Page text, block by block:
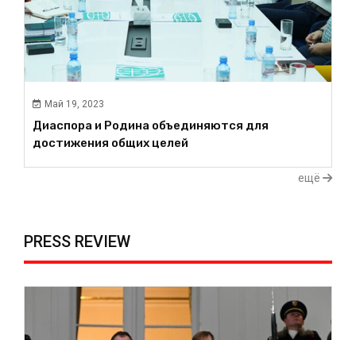
Май 19, 2023
Диаспора и Родина объединяются для
достижения общих целей
ещё
PRESS REVIEW